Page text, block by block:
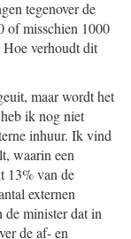
tegenover de
of misschien 1000
verhoudt dit
maar wordt het
ik nog niet
inhuur. Ik vind
waarin een
13% van de
externen
minister dat in
de af- en